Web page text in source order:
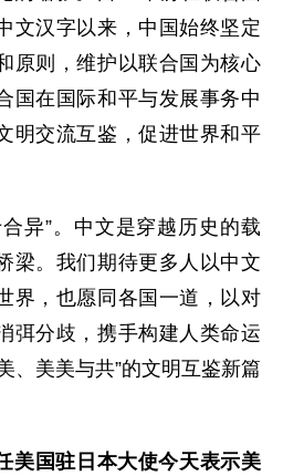
文汉字以来，中国始终坚定
原则，维护以联合国为核心
国在国际和平与发展事务中
明交流互鉴，促进世界和平
异”。中文是穿越历史的载
梁。我们期待更多人以中文
界，也愿同各国一道，以对
弭分歧，携手构建人类命运
、美美与共”的文明互鉴新篇
美国驻日本大使今天表示美